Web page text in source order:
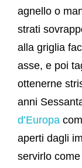
agnello o
strati
alla griglia
asse, e poi
ottenerne
anni
d’Europa
aperti dagli
servirlo